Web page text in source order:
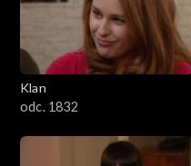
Klan
odc. 1832